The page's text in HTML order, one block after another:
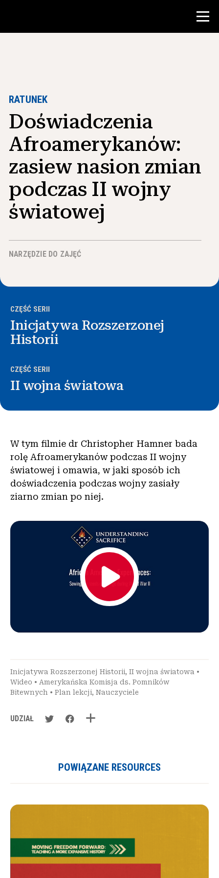
Zasoby dla nauczycieli
Narzędzia w klasie
Kursy
Instytuty
Nauczanie umiejętności badawczych
Doradzanie studentom NHD
O NHD®
Zaangażować się
RATUNEK
Doświadczenia
Afroamerykanów:
zasiew nasion zmian
podczas II wojny
światowej
NARZĘDZIE DO ZAJĘĆ
CZĘŚĆ SERII
Inicjatywa Rozszerzonej
Historii
CZĘŚĆ SERII
II wojna światowa
W tym filmie dr Christopher Hamner bada
rolę Afroamerykanów podczas II wojny
światowej i omawia, w jaki sposób ich
doświadczenia podczas wojny zasiały
ziarno zmian po niej.
Inicjatywa Rozszerzonej Historii, II wojna światowa •
Wideo • Amerykańska Komisja ds. Pomników
Bitewnych • Plan lekcji, Nauczyciele
UDZIAŁ
POWIĄZANE RESOURCES